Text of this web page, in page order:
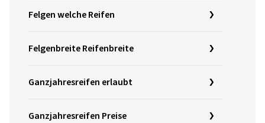
Felgen welche Reifen
Felgenbreite Reifenbreite
Ganzjahresreifen erlaubt
Ganzjahresreifen Preise